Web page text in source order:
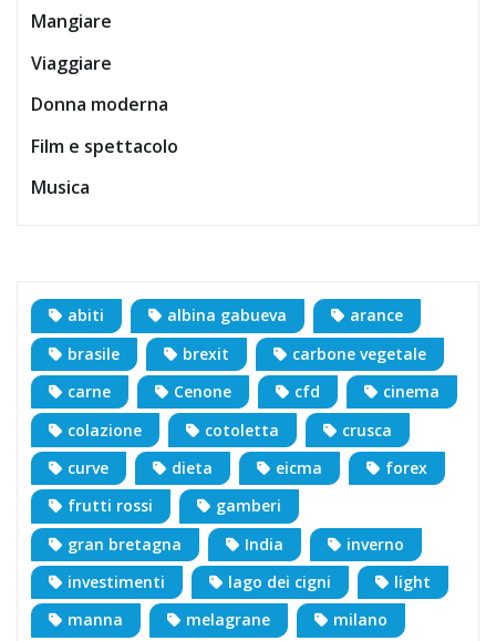
Mangiare
Viaggiare
Donna moderna
Film e spettacolo
Musica
abiti albina gabueva
arance
brasile
brexit
carbone vegetale
carne
Cenone cfd
cinema
colazione
cotoletta
crusca
curve
dieta eicma
forex
frutti rossi
gamberi
gran bretagna
India
inverno
investimenti
lago dei cigni
light
manna
melagrane
milano